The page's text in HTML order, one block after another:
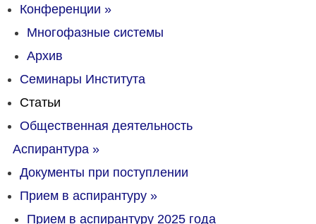
Конференции »
Многофазные системы
Архив
Семинары Института
Статьи
Общественная деятельность
Аспирантура »
Документы при поступлении
Прием в аспирантуру »
Прием в аспирантуру 2025 года